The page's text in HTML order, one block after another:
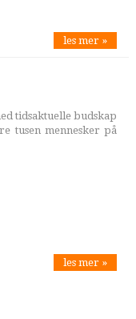
les mer »
tidsaktuelle budskap
tusen mennesker på
les mer »